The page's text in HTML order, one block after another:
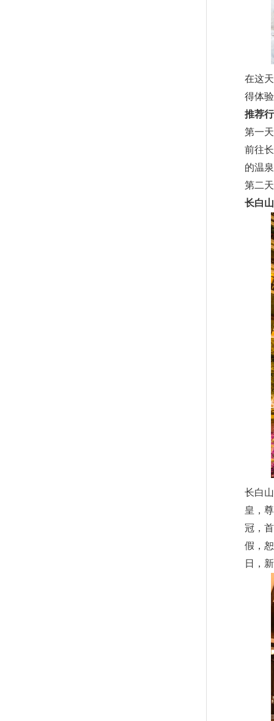
在这
得体
推荐
第一
前往
的温
第二
长白
长白
皇，
冠，
假，
日，